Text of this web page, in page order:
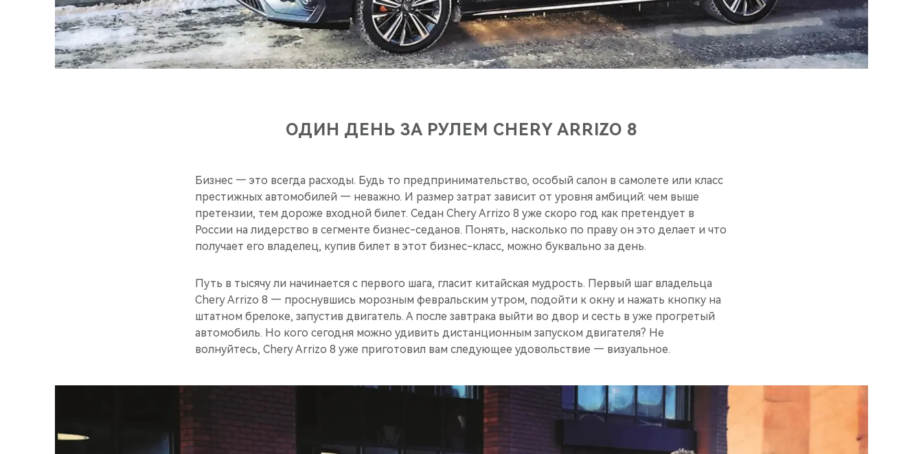
ОДИН ДЕНЬ ЗА РУЛЕМ CHERY ARRIZO 8
Бизнес — это всегда расходы. Будь то предпринимательство, особый салон в самолете или класс
престижных автомобилей — неважно. И размер затрат зависит от уровня амбиций: чем выше
претензии, тем дороже входной билет. Седан Chery Arrizo 8 уже скоро год как претендует в
России на лидерство в сегменте бизнес-седанов. Понять, насколько по праву он это делает и что
получает его владелец, купив билет в этот бизнес-класс, можно буквально за день.
Путь в тысячу ли начинается с первого шага, гласит китайская мудрость. Первый шаг владельца
Chery Arrizo 8 — проснувшись морозным февральским утром, подойти к окну и нажать кнопку на
штатном брелоке, запустив двигатель. А после завтрака выйти во двор и сесть в уже прогретый
автомобиль. Но кого сегодня можно удивить дистанционным запуском двигателя? Не
волнуйтесь, Chery Arrizo 8 уже приготовил вам следующее удовольствие — визуальное.